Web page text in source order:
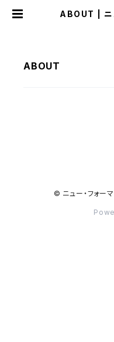
ABOUT | ニ
ABOUT
© ニュー・フォー